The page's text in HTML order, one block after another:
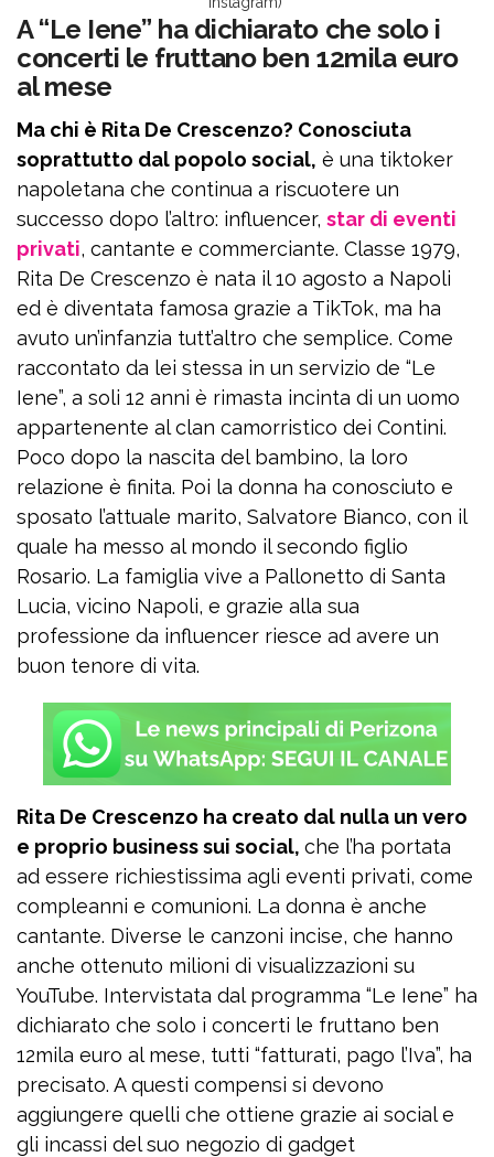
A “Le Iene” ha dichiarato che solo i
concerti le fruttano ben 12mila euro
al mese
Ma chi è Rita De Crescenzo? Conosciuta
soprattutto dal popolo social, è una tiktoker
napoletana che continua a riscuotere un
successo dopo l’altro: influencer, star di eventi
privati, cantante e commerciante. Classe 1979,
Rita De Crescenzo è nata il 10 agosto a Napoli
ed è diventata famosa grazie a TikTok, ma ha
avuto un’infanzia tutt’altro che semplice. Come
raccontato da lei stessa in un servizio de “Le
Iene”, a soli 12 anni è rimasta incinta di un uomo
appartenente al clan camorristico dei Contini.
Poco dopo la nascita del bambino, la loro
relazione è finita. Poi la donna ha conosciuto e
sposato l’attuale marito, Salvatore Bianco, con il
quale ha messo al mondo il secondo figlio
Rosario. La famiglia vive a Pallonetto di Santa
Lucia, vicino Napoli, e grazie alla sua
professione da influencer riesce ad avere un
buon tenore di vita.
Rita De Crescenzo ha creato dal nulla un vero
e proprio business sui social, che l’ha portata
ad essere richiestissima agli eventi privati, come
compleanni e comunioni. La donna è anche
cantante. Diverse le canzoni incise, che hanno
anche ottenuto milioni di visualizzazioni su
YouTube. Intervistata dal programma “Le Iene” ha
dichiarato che solo i concerti le fruttano ben
12mila euro al mese, tutti “fatturati, pago l’Iva”, ha
precisato. A questi compensi si devono
aggiungere quelli che ottiene grazie ai social e
gli incassi del suo negozio di gadget